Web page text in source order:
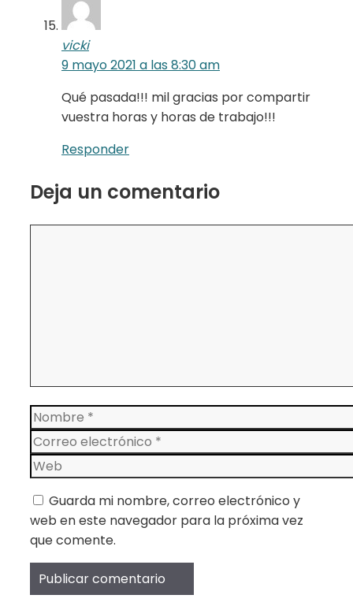
vicki
9 mayo 2021 a las 8:30 am
Qué pasada!!! mil gracias por compartir
vuestra horas y horas de trabajo!!!
Responder
Deja un comentario
Nombre
Correo
electrónico
Web
Guarda mi nombre, correo electrónico y
web en este navegador para la próxima vez
que comente.